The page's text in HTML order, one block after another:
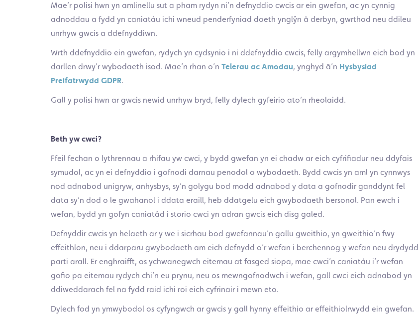
Mae’r polisi hwn yn amlinellu sut a pham rydyn ni’n defnyddio cwcis ar ein gwefan, ac yn cynnig
adnoddau a fydd yn caniatáu ichi wneud penderfyniad doeth ynglŷn â derbyn, gwrthod neu ddileu
unrhyw gwcis a ddefnyddiwn.
Wrth ddefnyddio ein gwefan, rydych yn cydsynio i ni ddefnyddio cwcis, felly argymhellwn eich bod yn
darllen drwy’r wybodaeth isod. Mae’n rhan o’n Telerau ac Amodau, ynghyd â’n Hysbysiad
Preifatrwydd GDPR.
Gall y polisi hwn ar gwcis newid unrhyw bryd, felly dylech gyfeirio ato’n rheolaidd.
Beth yw cwci?
Ffeil fechan o lythrennau a rhifau yw cwci, y bydd gwefan yn ei chadw ar eich cyfrifiadur neu ddyfais
symudol, ac yn ei defnyddio i gofnodi darnau penodol o wybodaeth. Bydd cwcis yn aml yn cynnwys
nod adnabod unigryw, anhysbys, sy’n golygu bod modd adnabod y data a gofnodir ganddynt fel
data sy’n dod o le gwahanol i ddata eraill, heb ddatgelu eich gwybodaeth bersonol. Pan ewch i
wefan, bydd yn gofyn caniatâd i storio cwci yn adran gwcis eich disg galed.
Defnyddir cwcis yn helaeth ar y we i sicrhau bod gwefannau’n gallu gweithio, yn gweithio’n fwy
effeithlon, neu i ddarparu gwybodaeth am eich defnydd o’r wefan i berchennog y wefan neu drydydd
parti arall. Er enghraifft, os ychwanegwch eitemau at fasged siopa, mae cwci’n caniatáu i’r wefan
gofio pa eitemau rydych chi’n eu prynu, neu os mewngofnodwch i wefan, gall cwci eich adnabod yn
ddiweddarach fel na fydd raid ichi roi eich cyfrinair i mewn eto.
Dylech fod yn ymwybodol os cyfyngwch ar gwcis y gall hynny effeithio ar effeithiolrwydd ein gwefan.